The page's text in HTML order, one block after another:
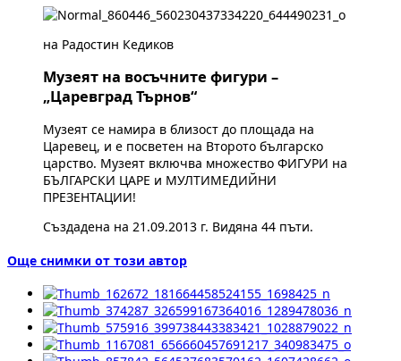
на Радостин Кедиков
Музеят на восъчните фигури –
„Царевград Търнов“
Музеят се намира в близост до площада на
Царевец, и е посветен на Второто българско
царство. Музеят включва множество ФИГУРИ на
БЪЛГАРСКИ ЦАРЕ и МУЛТИМЕДИЙНИ
ПРЕЗЕНТАЦИИ!
Създадена на 21.09.2013 г. Видяна 44 пъти.
Още снимки от този автор